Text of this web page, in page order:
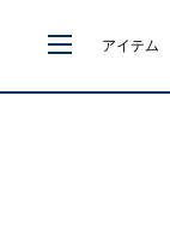
アイテム